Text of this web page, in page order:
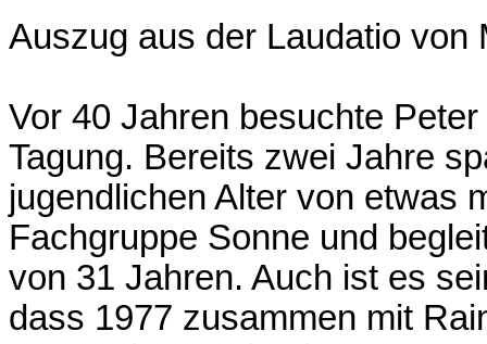
Auszug aus der Laudatio von
Vor 40 Jahren besuchte
Tagung. Bereits zwei Jahre
jugendlichen Alter von etwas
Fachgruppe Sonne und
von 31 Jahren. Auch ist es
dass 1977 zusammen mit